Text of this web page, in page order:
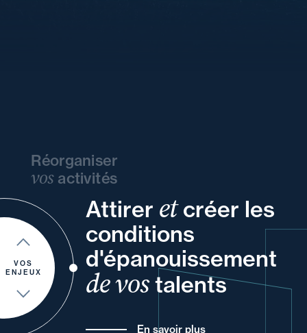
VOS
ENJEUX
Réorganiser
vosactivités
Attirer etcréer les
conditions
d'épanouissement
de vostalents
En savoir plus
votre
pour
et
vos
de
de
un
et votre
votre
vos
à